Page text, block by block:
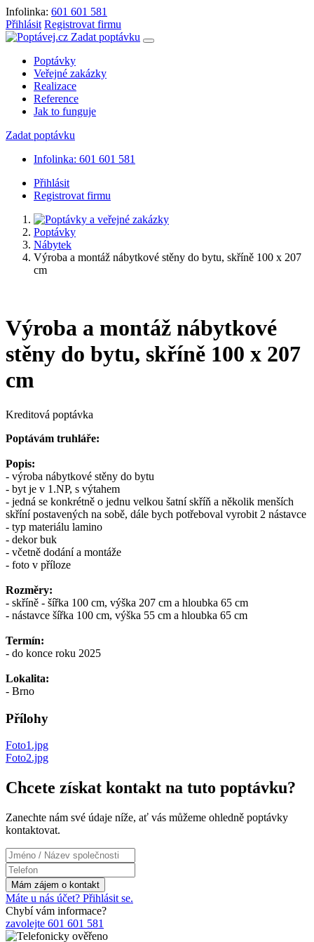
Infolinka: 601 601 581
Přihlásit Registrovat firmu
Zadat poptávku
Poptávky
Veřejné zakázky
Realizace
Reference
Jak to funguje
Zadat poptávku
Infolinka: 601 601 581
Přihlásit
Registrovat firmu
Poptávky
Nábytek
Výroba a montáž nábytkové stěny do bytu, skříně 100 x 207
cm
Výroba a montáž nábytkové
stěny do bytu, skříně 100 x 207
cm
Kreditová poptávka
Poptávám truhláře:
Popis:
- výroba nábytkové stěny do bytu
- byt je v 1.NP, s výtahem
- jedná se konkrétně o jednu velkou šatní skříň a několik menších
skříní postavených na sobě, dále bych potřeboval vyrobit 2 nástavce
- typ materiálu lamino
- dekor buk
- včetně dodání a montáže
- foto v příloze
Rozměry:
- skříně - šířka 100 cm, výška 207 cm a hloubka 65 cm
- nástavce šířka 100 cm, výška 55 cm a hloubka 65 cm
Termín:
- do konce roku 2025
Lokalita:
- Brno
Přílohy
Foto1.jpg
Foto2.jpg
Chcete získat kontakt na tuto poptávku?
Zanechte nám své údaje níže, ať vás můžeme ohledně poptávky
kontaktovat.
Máte u nás účet? Přihlásit se.
Chybí vám informace?
zavolejte 601 601 581